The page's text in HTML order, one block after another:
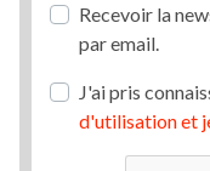
Recevoir la
par email.
J'ai pris
d'utilisation et